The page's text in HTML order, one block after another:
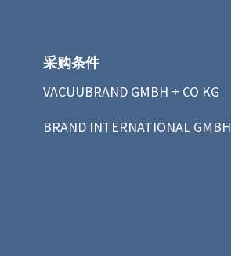
采购条件
VACUUBRAND GMBH + CO KG
BRAND INTERNATIONAL GMBH